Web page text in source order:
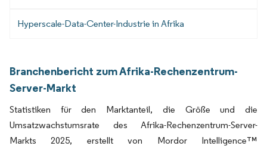
Hyperscale-Data-Center-Industrie in Afrika
Branchenbericht zum Afrika-Rechenzentrum-
Server-Markt
Statistiken für den Marktanteil, die Größe und die
Umsatzwachstumsrate des Afrika-Rechenzentrum-Server-
Markts 2025, erstellt von Mordor Intelligence™